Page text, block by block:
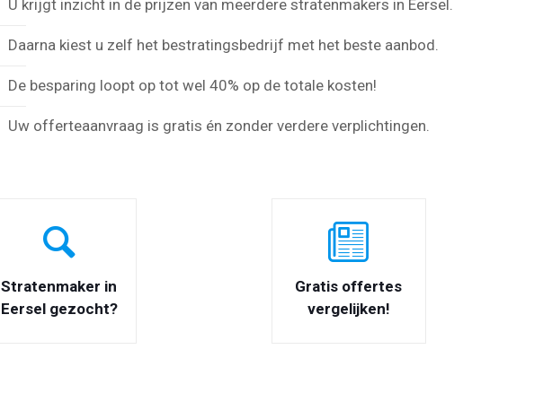
U krijgt inzicht in de prijzen van meerdere stratenmakers in Eersel.
Daarna kiest u zelf het bestratingsbedrijf met het beste aanbod.
De besparing loopt op tot wel 40% op de totale kosten!
Uw offerteaanvraag is gratis én zonder verdere verplichtingen.
Stratenmaker in
Eersel gezocht?
Gratis offertes
vergelijken!